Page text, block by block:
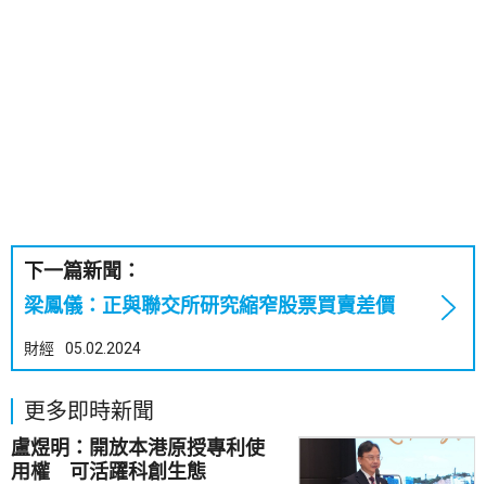
下一篇新聞：
梁鳳儀：正與聯交所研究縮窄股票買賣差價
財經 05.02.2024
更多即時新聞
盧煜明：開放本港原授專利使
用權 可活躍科創生態